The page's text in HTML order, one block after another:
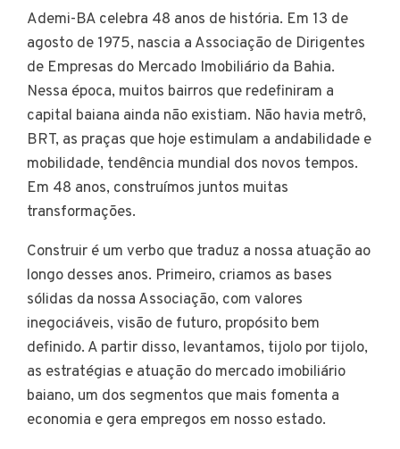
Ademi-BA celebra 48 anos de história. Em 13 de
agosto de 1975, nascia a Associação de Dirigentes
de Empresas do Mercado Imobiliário da Bahia.
Nessa época, muitos bairros que redefiniram a
capital baiana ainda não existiam. Não havia metrô,
BRT, as praças que hoje estimulam a andabilidade e
mobilidade, tendência mundial dos novos tempos.
Em 48 anos, construímos juntos muitas
transformações.
Construir é um verbo que traduz a nossa atuação ao
longo desses anos. Primeiro, criamos as bases
sólidas da nossa Associação, com valores
inegociáveis, visão de futuro, propósito bem
definido. A partir disso, levantamos, tijolo por tijolo,
as estratégias e atuação do mercado imobiliário
baiano, um dos segmentos que mais fomenta a
economia e gera empregos em nosso estado.